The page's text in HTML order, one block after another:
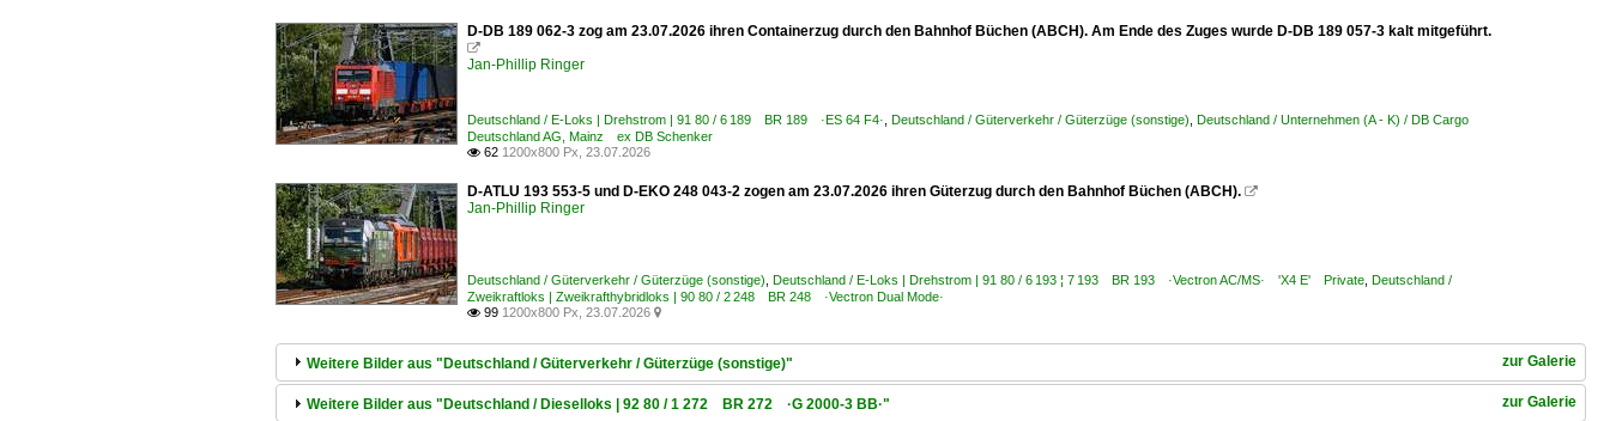
D-DB 189 062-3 zog am 23.07.2026 ihren Containerzug durch den Bahnhof Büchen (ABCH). Am Ende des Zuges wurde D-DB 189 057-3 kalt mitgeführt.

Jan-Phillip Ringer
Deutschland / E-Loks | Drehstrom | 91 80 / 6 189 BR 189 ·ES 64 F4· Deutschland / Güterverkehr / Güterzüge (sonstige) Deutschland / Unternehmen (A - K) / DB Cargo
Deutschland AG, Mainz ex DB Schenker
 62 1200x800 Px, 23.07.2026
D-ATLU 193 553-5 und D-EKO 248 043-2 zogen am 23.07.2026 ihren Güterzug durch den Bahnhof Büchen (ABCH). 
Jan-Phillip Ringer
Deutschland / Güterverkehr / Güterzüge (sonstige) Deutschland / E-Loks | Drehstrom | 91 80 / 6 193 ¦ 7 193 BR 193 ·Vectron AC/MS· 'X4 E' Private Deutschland /
Zweikraftloks | Zweikrafthybridloks | 90 80 / 2 248 BR 248 ·Vectron Dual Mode·
 99 1200x800 Px, 23.07.2026 
zur Galerie
Weitere Bilder aus "Deutschland / Güterverkehr / Güterzüge (sonstige)"
zur Galerie
Weitere Bilder aus "Deutschland / Dieselloks | 92 80 / 1 272 BR 272 ·G 2000-3 BB·"